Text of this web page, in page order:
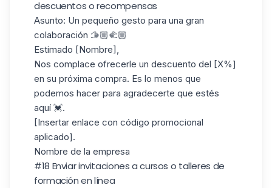
descuentos o recompensas
Asunto: Un pequeño gesto para una gran
colaboración 🫱🏼‍🫲🏼
Estimado [Nombre],
Nos complace ofrecerle un descuento del [X%]
en su próxima compra. Es lo menos que
podemos hacer para agradecerte que estés
aquí 💓.
[Insertar enlace con código promocional
aplicado].
Nombre de la empresa
#18 Enviar invitaciones a cursos o talleres de
formación en línea